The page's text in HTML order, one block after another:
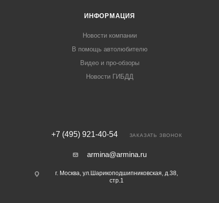
ИНФОРМАЦИЯ
Новости компании
В помощь автолюбителю
Видео и про-обзоры
Новости ГИБДД
+7 (495) 921-40-54 ЗАКАЗАТЬ ЗВОНОК
armina@armina.ru
г. Москва, ул.Шарикоподшипниковская, д.38,
стр.1